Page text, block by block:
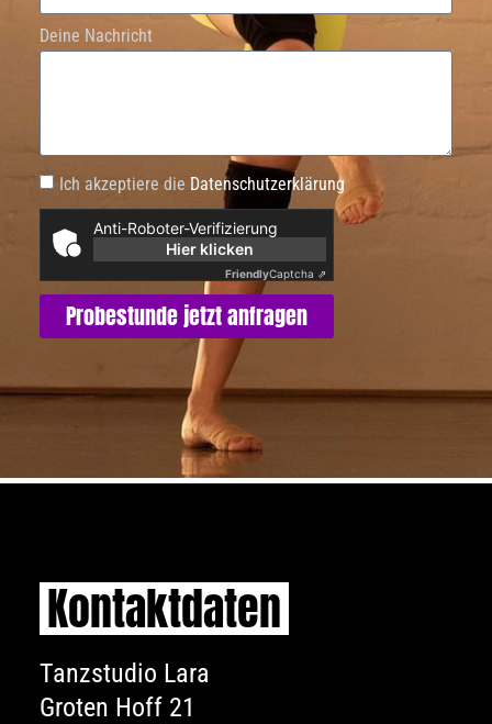
Deine Nachricht
Ich akzeptiere die Datenschutzerklärung
Anti-Roboter-Verifizierung
Hier klicken
FriendlyCaptcha ⇗
Probestunde jetzt anfragen
Kontaktdaten
Tanzstudio Lara
Groten Hoff 21